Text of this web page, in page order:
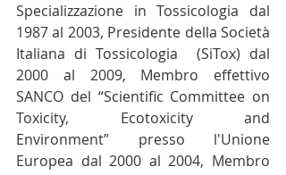
Specializzazione in Tossicologia dal
1987 al 2003, Presidente della Società
Italiana di Tossicologia  (SiTox) dal
2000 al 2009, Membro effettivo
SANCO del “Scientific Committee on
Toxicity, Ecotoxicity and
Environment” presso l'Unione
Europea dal 2000 al 2004, Membro